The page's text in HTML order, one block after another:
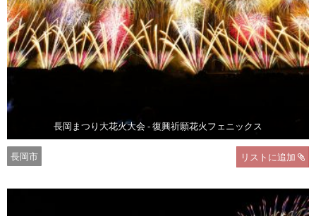
長岡まつり大花火大会 - 復興祈願花火フェニックス
長岡市 リストに追加